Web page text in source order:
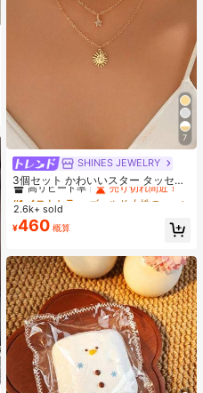
7
SHINES JEWELRY
3個セット かわいいスター タッセル
ネックレス、ミニマリストゴールド
太陽ペンダントネックレス、日常
着、バカンス、パーティー、デート
に適したファッションジュエリー、
数はランダム
#1 ベストセラー
ゴールド 女性のチェーンネックレス
高リピート率
売り切れ間近！
#1 ベストセラー
ゴールド 女性のチェーンネックレス
高リピート率
#1 ベストセラー
ゴールド 女性のチェーンネックレス
高リピート率
#1 ベストセラー
売り切れ間近！
2.6k+ sold
¥460 概算